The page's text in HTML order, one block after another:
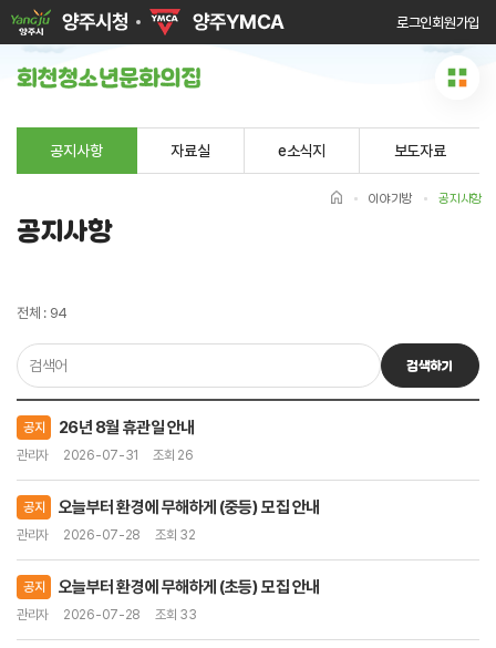
로그인회원가입
공지사항 자료실 e소식지 보도자료
공지사항
이야기방 공지사항
전체 : 94
검색하기
공지 26년 8월 휴관일 안내
관리자 2026-07-31 조회 26
공지 오늘부터 환경에 무해하게 (중등) 모집 안내
관리자 2026-07-28 조회 32
공지 오늘부터 환경에 무해하게 (초등) 모집 안내
관리자 2026-07-28 조회 33